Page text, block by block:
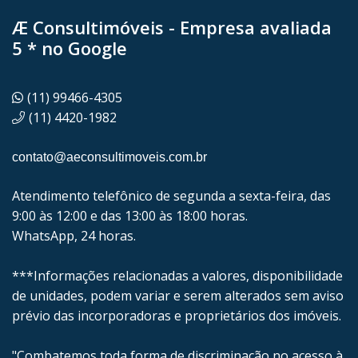
Æ Consultimóveis - Empresa avaliada
5 * no Google
(11) 99466-4305
(11) 4420-1982
contato@aeconsultimoveis.com.br
Atendimento telefônico de segunda a sexta-feira, das
9:00 às 12:00 e das 13:00 às 18:00 horas.
WhatsApp, 24 horas.
***Informações relacionadas a valores, disponibilidade
de unidades, podem variar e serem alterados sem aviso
prévio das incorporadoras e proprietários dos imóveis.